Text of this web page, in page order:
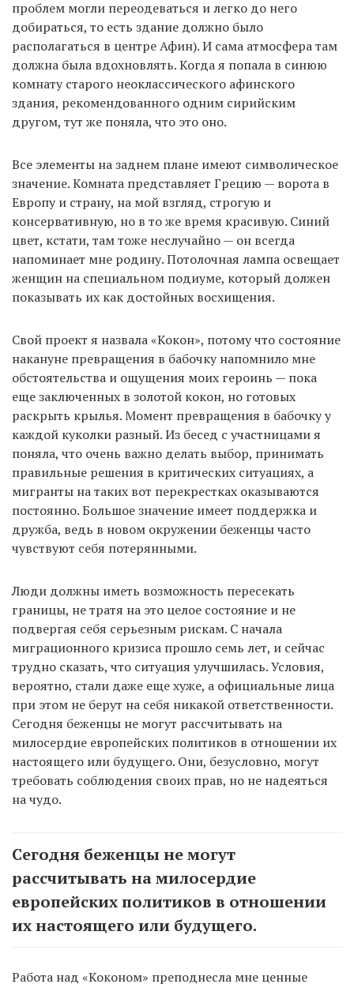
проблем могли переодеваться и легко до него
добираться, то есть здание должно было
располагаться в центре Афин). И сама атмосфера там
должна была вдохновлять. Когда я попала в синюю
комнату старого неоклассического афинского
здания, рекомендованного одним сирийским
другом, тут же поняла, что это оно.
Все элементы на заднем плане имеют символическое
значение. Комната представляет Грецию — ворота в
Европу и страну, на мой взгляд, строгую и
консервативную, но в то же время красивую. Синий
цвет, кстати, там тоже неслучайно — он всегда
напоминает мне родину. Потолочная лампа освещает
женщин на специальном подиуме, который должен
показывать их как достойных восхищения.
Свой проект я назвала «Кокон», потому что состояние
накануне превращения в бабочку напомнило мне
обстоятельства и ощущения моих героинь — пока
еще заключенных в золотой кокон, но готовых
раскрыть крылья. Момент превращения в бабочку у
каждой куколки разный. Из бесед с участницами я
поняла, что очень важно делать выбор, принимать
правильные решения в критических ситуациях, а
мигранты на таких вот перекрестках оказываются
постоянно. Большое значение имеет поддержка и
дружба, ведь в новом окружении беженцы часто
чувствуют себя потерянными.
Люди должны иметь возможность пересекать
границы, не тратя на это целое состояние и не
подвергая себя серьезным рискам. С начала
миграционного кризиса прошло семь лет, и сейчас
трудно сказать, что ситуация улучшилась. Условия,
вероятно, стали даже еще хуже, а официальные лица
при этом не берут на себя никакой ответственности.
Сегодня беженцы не могут рассчитывать на
милосердие европейских политиков в отношении их
настоящего или будущего. Они, безусловно, могут
требовать соблюдения своих прав, но не надеяться
на чудо.
Сегодня беженцы не могут
рассчитывать на милосердие
европейских политиков в отношении
их настоящего или будущего.
Работа над «Коконом» преподнесла мне ценные